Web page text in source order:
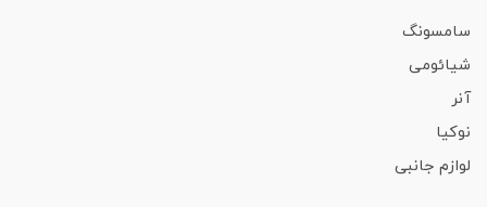
سامسونگ
شیائومی
آنر
نوکیا
لوازم جانبی